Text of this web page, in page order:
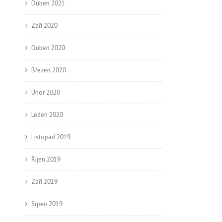
Duben 2021
Září 2020
Duben 2020
Březen 2020
Únor 2020
Leden 2020
Listopad 2019
Říjen 2019
Září 2019
Srpen 2019